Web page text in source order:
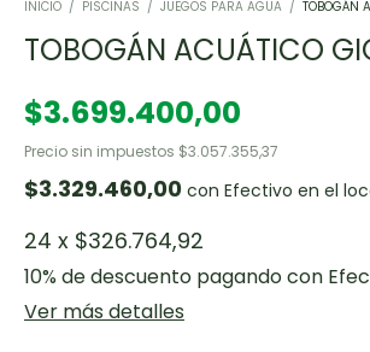
INICIO / PISCINAS / JUEGOS PARA AGUA / TOBOGÁN
TOBOGÁN ACUÁTICO
$3.699.400,00
Precio sin impuestos $3.057.355,37
$3.329.460,00 con Efectivo en el
24 x $326.764,92
10% de descuento pagando con
Ver más detalles